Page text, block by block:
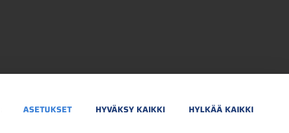
ASETUKSET HYVÄKSY KAIKKI HYLKÄÄ KAIKKI